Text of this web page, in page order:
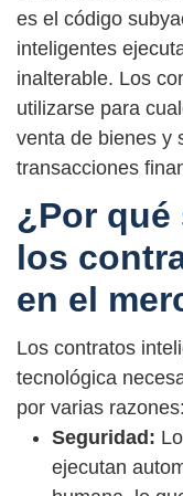
es el código
inteligentes
inalterable. Los
utilizarse para
venta de bienes y
transacciones
¿Por
los
en el
Los contratos
tecnológica
por varias razones:
Seguridad:
ejecutan